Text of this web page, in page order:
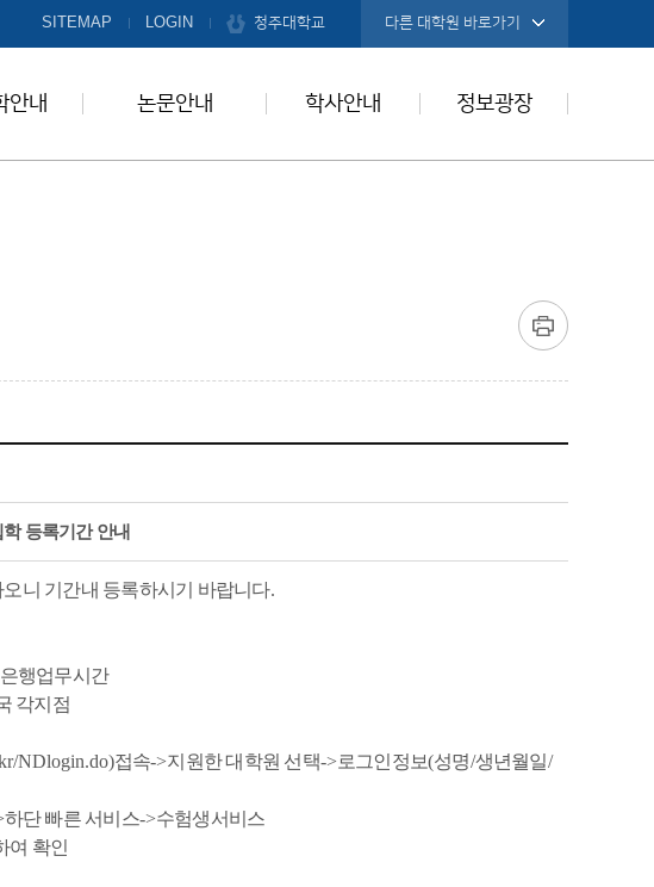
SITEMAP LOGIN 청주대학교 다른 대학원 바로가기
안내 논문안내 학사안내 정보광장
등록기간 안내
니 기간내 등록하시기 바랍니다.
은행업무시간
각지점
NDlogin.do)접속->지원한 대학원 선택-> 로그인정보(성명/생년월일/
하단 빠른 서비스->수험생서비스
여 확인